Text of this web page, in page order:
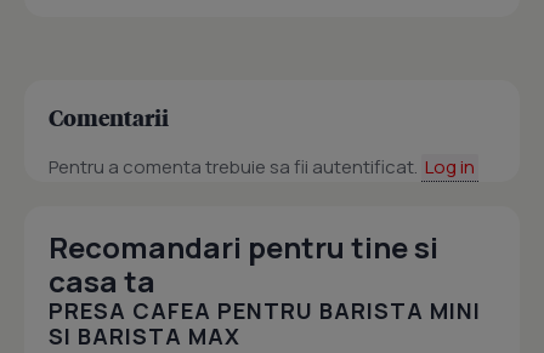
Comentarii
Pentru a comenta trebuie sa fii autentificat. Log in
Recomandari pentru tine si
casa ta
PRESA CAFEA PENTRU BARISTA MINI
SI BARISTA MAX